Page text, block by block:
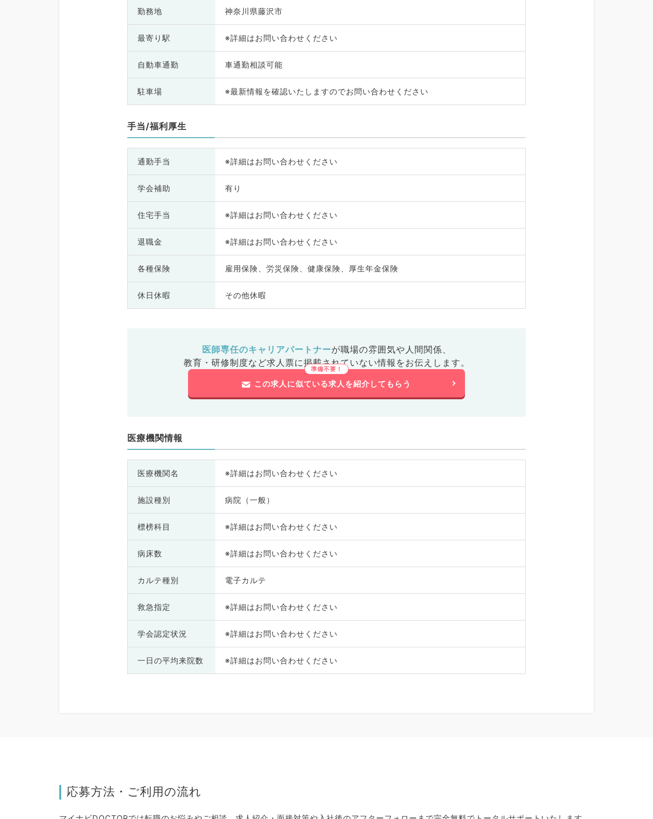
勤務地 神奈川県藤沢市
最寄り駅 ※詳細はお問い合わせください
自動車通勤 車通勤相談可能
駐車場 ※最新情報を確認いたしますのでお問い合わせください
手当/福利厚生
通勤手当 ※詳細はお問い合わせください
学会補助 有り
住宅手当 ※詳細はお問い合わせください
退職金 ※詳細はお問い合わせください
各種保険 雇用保険、労災保険、健康保険、厚生年金保険
休日休暇 その他休暇
医師専任のキャリアパートナーが職場の雰囲気や人間関係、
教育・研修制度など求人票に掲載されていない情報をお伝えします。
この求人に似ている求人を紹介してもらう
医療機関情報
医療機関名 ※詳細はお問い合わせください
施設種別 病院（一般）
標榜科目 ※詳細はお問い合わせください
病床数 ※詳細はお問い合わせください
カルテ種別 電子カルテ
救急指定 ※詳細はお問い合わせください
学会認定状況 ※詳細はお問い合わせください
一日の平均来院数 ※詳細はお問い合わせください
応募方法・ご利用の流れ